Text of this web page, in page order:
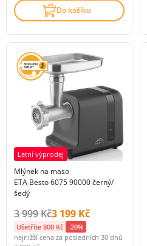
Do košíku
Letní výprodej
Mlýnek na maso
ETA Besto 6075 90000 černý/
šedý
Původní cena s DPH:
3 999 KčCena s DPH:
3 199 Kč
Ušetříte 800 Kč -20%
nejnižší cena za posledních 30 dnů